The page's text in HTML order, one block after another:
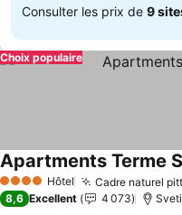
Consulter les prix de 9
Choix populaire
4 Étoiles Hôtel Cadre naturel
Apartments Terme
8,6 Excellent 4 073